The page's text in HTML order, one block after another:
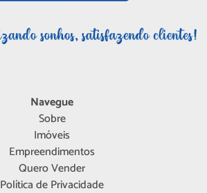
Navegue
Sobre
Imóveis
Empreendimentos
Quero Vender
Política de Privacidade